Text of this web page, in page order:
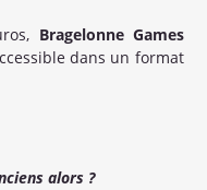
Bragelonne Games
dans un format
alors ?